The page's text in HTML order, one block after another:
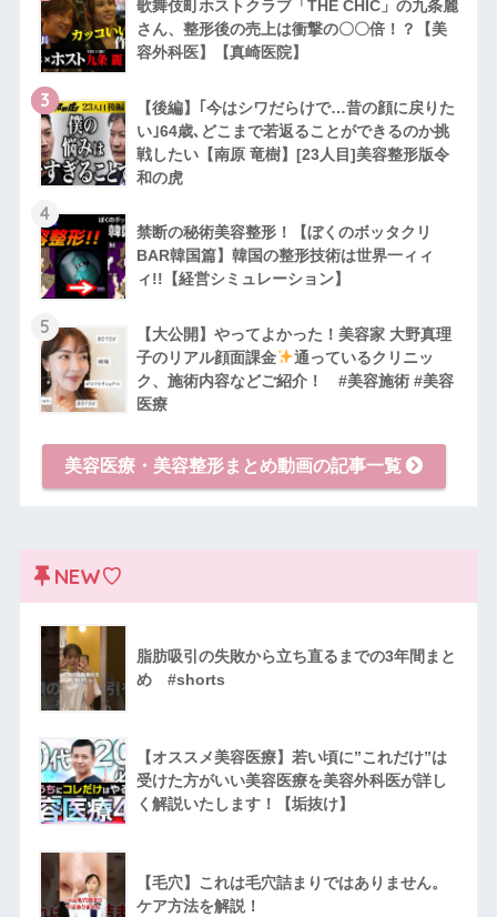
歌舞伎町ホストクラブ「THE CHIC」の九条麗
さん、整形後の売上は衝撃の〇〇倍！？【美
容外科医】【真崎医院】
3
【後編】｢今はシワだらけで…昔の顔に戻りた
い｣64歳､どこまで若返ることができるのか挑
戦したい【南原 竜樹】[23人目]美容整形版令
和の虎
4
禁断の秘術美容整形！【ぼくのボッタクリ
BAR韓国篇】韓国の整形技術は世界一ィィ
ィ!!【経営シミュレーション】
5
【大公開】やってよかった！美容家 大野真理
子のリアル顔面課金
通っているクリニッ
ク、施術内容などご紹介！ #美容施術 #美容
医療
美容医療・美容整形まとめ動画の記事一覧
NEW♡
脂肪吸引の失敗から立ち直るまでの3年間まと
め #shorts
【オススメ美容医療】若い頃に”これだけ”は
受けた方がいい美容医療を美容外科医が詳し
く解説いたします！【垢抜け】
【毛穴】これは毛穴詰まりではありません。
ケア方法を解説！